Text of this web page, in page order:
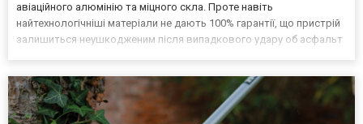
авіаційного алюмінію та міцного скла. Проте навіть
найтехнологічніші матеріали не дають 100% гарантії, що пристрій
залишиться неушкодженим після випадкового удару об асфальт